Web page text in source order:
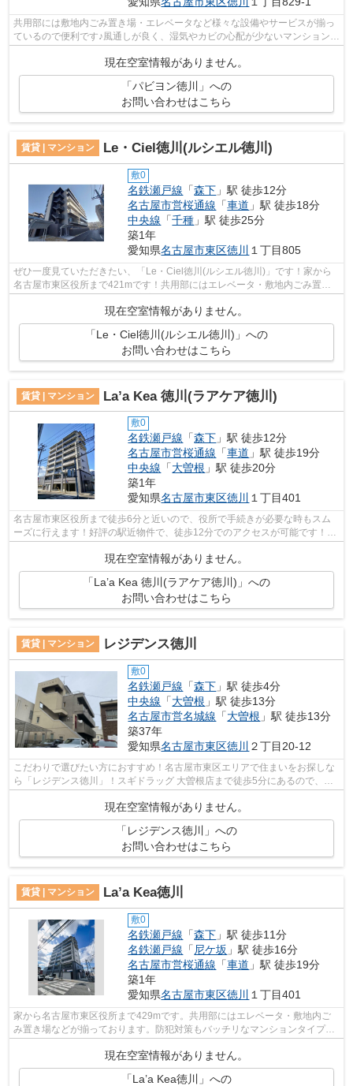
共用部には敷地内ごみ置き場・エレベータなど様々な設備やサービスが揃っ
ているので便利です♪風通しが良く、湿気やカビの心配が少ないマンションで
現在空室情報がありません。
「パビヨン徳川」への
お問い合わせはこちら
賃貸 | マンション Le・Ciel徳川(ルシエル徳川)
敷0
名鉄瀬戸線 「森下 」駅 徒歩12分
名古屋市営桜通線 「車道 」駅 徒歩18分
中央線 「千種 」駅 徒歩25分
築1年
愛知県名古屋市東区徳川 １丁目805
ぜひ一度見ていただきたい、「Le・Ciel徳川(ルシエル徳川)」です！家から
名古屋市東区役所まで421mです！共用部にはエレベータ・敷地内ごみ置き
場などが揃っており、とても充実してい...
現在空室情報がありません。
「Le・Ciel徳川(ルシエル徳川)」への
お問い合わせはこちら
賃貸 | マンション La’a Kea 徳川(ラアケア徳川)
敷0
名鉄瀬戸線 「森下 」駅 徒歩12分
名古屋市営桜通線 「車道 」駅 徒歩19分
中央線 「大曽根 」駅 徒歩20分
築1年
愛知県名古屋市東区徳川 １丁目401
名古屋市東区役所まで徒歩6分と近いので、役所で手続きが必要な時もスム
ーズに行えます！好評の駅近物件で、徒歩12分でのアクセスが可能です！2
現在空室情報がありません。
「La’a Kea 徳川(ラアケア徳川)」への
お問い合わせはこちら
賃貸 | マンション レジデンス徳川
敷0
名鉄瀬戸線 「森下 」駅 徒歩4分
中央線 「大曽根 」駅 徒歩13分
名古屋市営名城線 「大曽根 」駅 徒歩13分
築37年
愛知県名古屋市東区徳川 ２丁目20-12
こだわりで選びたい方におすすめ！名古屋市東区エリアで住まいをお探しな
ら「レジデンス徳川」！スギドラッグ 大曽根店まで徒歩5分にあるので、体
現在空室情報がありません。
「レジデンス徳川」への
お問い合わせはこちら
賃貸 | マンション La’a Kea徳川
敷0
名鉄瀬戸線 「森下 」駅 徒歩11分
名鉄瀬戸線 「 尼ケ坂 」駅 徒歩16分
名古屋市営桜通線 「車道 」駅 徒歩19分
築1年
愛知県名古屋市東区徳川 １丁目401
家から名古屋市東区役所まで429mです。共用部にはエレベータ・敷地内ご
み置き場などが揃っております。防犯対策もバッチリなマンションタイプの
物件です。近くに2駅ある、アクセスが良...
現在空室情報がありません。
「La’a Kea徳川」への